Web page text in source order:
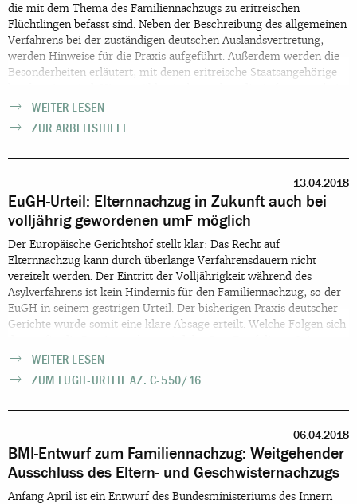
die mit dem Thema des Familiennachzugs zu eritreischen
Flüchtlingen befasst sind. Neben der Beschreibung des allgemeinen
Verfahrens bei der zuständigen deutschen Auslandsvertretung,
werden Hinweise für die Praxis aufgeführt. Außerdem werden die
Besonderheiten erläutert, mit denen eritreische Staatsangehörige
der Beschaffung von Dokumenten zur Identitätsklärung. Die
Flüchtlingen zumutbar ist, entsprechende Dokumente oder
WEITER LESEN
ZUR ARBEITSHILFE
13.04.2018
EuGH-Urteil: Elternnachzug in Zukunft auch bei
volljährig gewordenen umF möglich
Der Europäische Gerichtshof stellt klar: Das Recht auf
Elternnachzug kann durch überlange Verfahrensdauern nicht
vereitelt werden. Der Eintritt der Volljährigkeit während des
Asylverfahrens ist kein Hindernis für den Familiennachzug, so der
EuGH in seinem gestrigen Urteil. Der bisherigen Praxis deutscher
Gerichte wurde somit eine klare Absage erteilt. Welche Folgen sich
veröffentlichen.
WEITER LESEN
ZUM EUGH-URTEIL AZ. C-550/16
06.04.2018
BMI-Entwurf zum Familiennachzug: Weitgehender
Ausschluss des Eltern- und Geschwisternachzugs
Anfang April ist ein Entwurf des Bundesministeriums des Innern